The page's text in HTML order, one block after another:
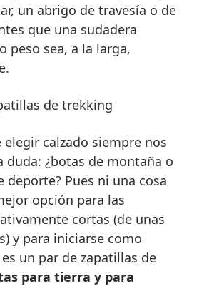
un abrigo de travesía o de
que una sudadera
peso sea, a la larga,
de trekking
elegir calzado siempre nos
duda: ¿botas de montaña o
deporte? Pues ni una cosa
opción para las
cortas (de unas
y para iniciarse como
un par de zapatillas de
para tierra y para